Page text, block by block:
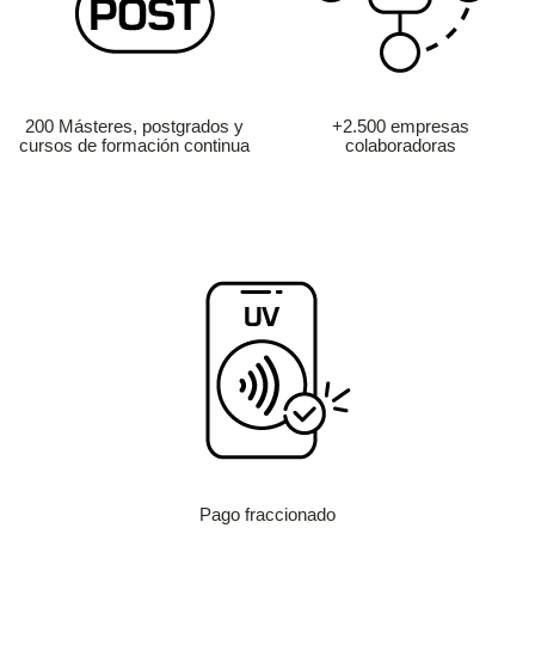
200 Másteres, postgrados y
cursos de formación continua
+2.500 empresas
colaboradoras
Pago fraccionado